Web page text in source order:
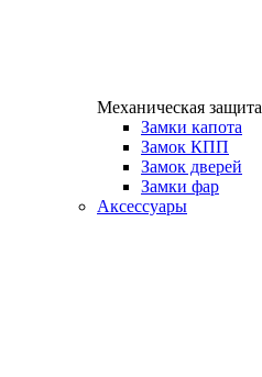
Механическая защита
Замки капота
Замок КПП
Замок дверей
Замки фар
Аксессуары